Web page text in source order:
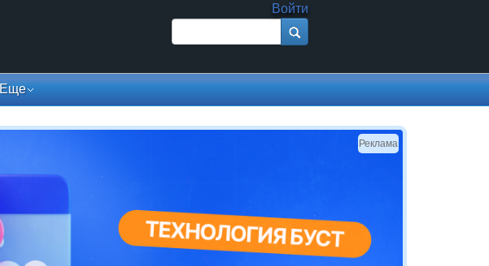
Войти
Форма поиска
Еще
Реклама